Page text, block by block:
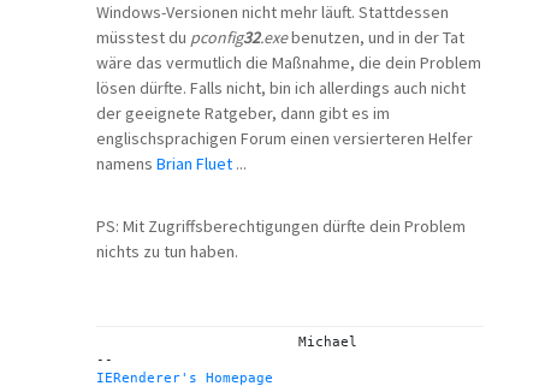
Windows-Versionen nicht mehr läuft. Stattdessen
müsstest du pconfig32.exebenutzen, und in der Tat
wäre das vermutlich die Maßnahme, die dein Problem
lösen dürfte. Falls nicht, bin ich allerdings auch nicht
der geeignete Ratgeber, dann gibt es im
englischsprachigen Forum einen versierteren Helfer
namens Brian Fluet ...
PS: Mit Zugriffsberechtigungen dürfte dein Problem
nichts zu tun haben.
IERenderer's Homepage